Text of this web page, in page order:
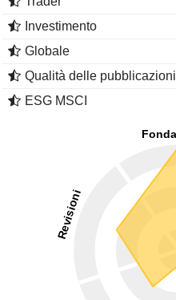
Investimento
Globale
Qualità delle pubblicazioni
ESG MSCI